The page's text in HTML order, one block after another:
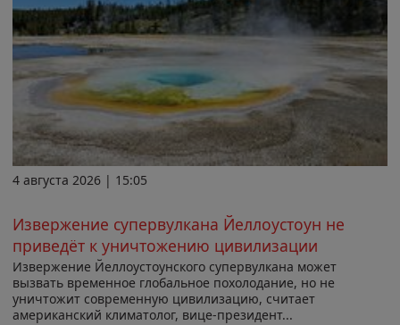
4 августа 2026 | 15:05
Извержение супервулкана Йеллоустоун не
приведёт к уничтожению цивилизации
Извержение Йеллоустоунского супервулкана может
вызвать временное глобальное похолодание, но не
уничтожит современную цивилизацию, считает
американский климатолог, вице-президент...